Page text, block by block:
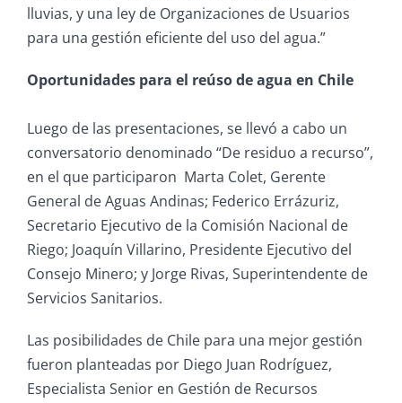
lluvias, y una ley de Organizaciones de Usuarios
para una gestión eficiente del uso del agua.”
Oportunidades para el reúso de agua en Chile
Luego de las presentaciones, se llevó a cabo un
conversatorio denominado “De residuo a recurso”,
en el que participaron Marta Colet, Gerente
General de Aguas Andinas; Federico Errázuriz,
Secretario Ejecutivo de la Comisión Nacional de
Riego; Joaquín Villarino, Presidente Ejecutivo del
Consejo Minero; y Jorge Rivas, Superintendente de
Servicios Sanitarios.
Las posibilidades de Chile para una mejor gestión
fueron planteadas por Diego Juan Rodríguez,
Especialista Senior en Gestión de Recursos